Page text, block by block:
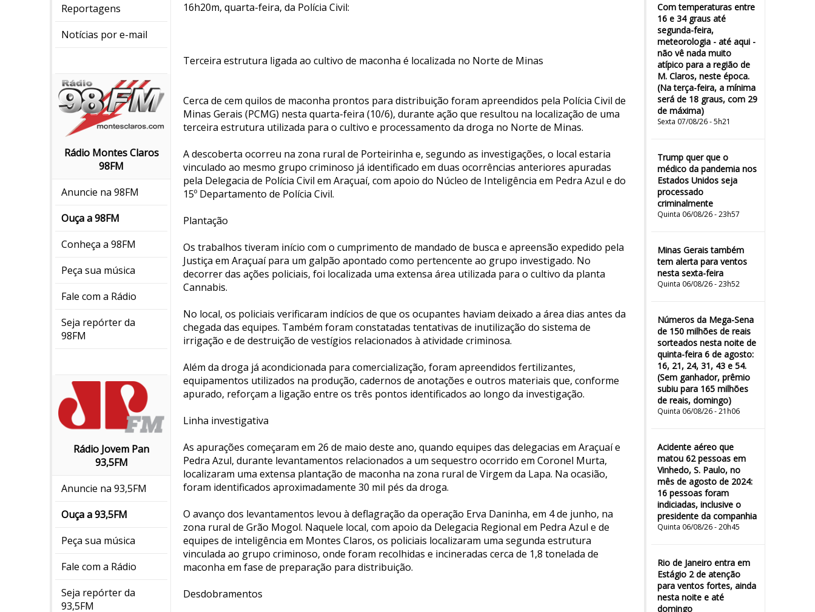
Reportagens
Notícias por e-mail
Rádio Montes Claros
98FM
Anuncie na 98FM
Ouça a 98FM
Conheça a 98FM
Peça sua música
Fale com a Rádio
Seja repórter da
98FM
Rádio Jovem Pan
93,5FM
Anuncie na 93,5FM
Ouça a 93,5FM
Peça sua música
Fale com a Rádio
Seja repórter da
93,5FM
Com temperaturas entre
16 e 34 graus até
segunda-feira,
meteorologia - até aqui -
não vê nada muito
atípico para a região de
M. Claros, neste época.
(Na terça-feira, a mínima
será de 18 graus, com 29
de máxima)
Sexta 07/08/26 - 5h21
Trump quer que o
médico da pandemia nos
Estados Unidos seja
processado
criminalmente
Quinta 06/08/26 - 23h57
Minas Gerais também
tem alerta para ventos
nesta sexta-feira
Quinta 06/08/26 - 23h52
Números da Mega-Sena
de 150 milhões de reais
sorteados nesta noite de
quinta-feira 6 de agosto:
16, 21, 24, 31, 43 e 54.
(Sem ganhador, prêmio
subiu para 165 milhões
de reais, domingo)
Quinta 06/08/26 - 21h06
Acidente aéreo que
matou 62 pessoas em
Vinhedo, S. Paulo, no
mês de agosto de 2024:
16 pessoas foram
indiciadas, inclusive o
presidente da companhia
Quinta 06/08/26 - 20h45
Rio de Janeiro entra em
Estágio 2 de atenção
para ventos fortes, ainda
nesta noite e até
domingo
16h20m, quarta-feira, da Polícia Civil:
Terceira estrutura ligada ao cultivo de maconha é localizada no Norte de Minas
Cerca de cem quilos de maconha prontos para distribuição foram apreendidos pela Polícia Civil de
Minas Gerais (PCMG) nesta quarta-feira (10/6), durante ação que resultou na localização de uma
terceira estrutura utilizada para o cultivo e processamento da droga no Norte de Minas.
A descoberta ocorreu na zona rural de Porteirinha e, segundo as investigações, o local estaria
vinculado ao mesmo grupo criminoso já identificado em duas ocorrências anteriores apuradas
pela Delegacia de Polícia Civil em Araçuaí, com apoio do Núcleo de Inteligência em Pedra Azul e do
15º Departamento de Polícia Civil.
Plantação
Os trabalhos tiveram início com o cumprimento de mandado de busca e apreensão expedido pela
Justiça em Araçuaí para um galpão apontado como pertencente ao grupo investigado. No
decorrer das ações policiais, foi localizada uma extensa área utilizada para o cultivo da planta
Cannabis.
No local, os policiais verificaram indícios de que os ocupantes haviam deixado a área dias antes da
chegada das equipes. Também foram constatadas tentativas de inutilização do sistema de
irrigação e de destruição de vestígios relacionados à atividade criminosa.
Além da droga já acondicionada para comercialização, foram apreendidos fertilizantes,
equipamentos utilizados na produção, cadernos de anotações e outros materiais que, conforme
apurado, reforçam a ligação entre os três pontos identificados ao longo da investigação.
Linha investigativa
As apurações começaram em 26 de maio deste ano, quando equipes das delegacias em Araçuaí e
Pedra Azul, durante levantamentos relacionados a um sequestro ocorrido em Coronel Murta,
localizaram uma extensa plantação de maconha na zona rural de Virgem da Lapa. Na ocasião,
foram identificados aproximadamente 30 mil pés da droga.
O avanço dos levantamentos levou à deflagração da operação Erva Daninha, em 4 de junho, na
zona rural de Grão Mogol. Naquele local, com apoio da Delegacia Regional em Pedra Azul e de
equipes de inteligência em Montes Claros, os policiais localizaram uma segunda estrutura
vinculada ao grupo criminoso, onde foram recolhidas e incineradas cerca de 1,8 tonelada de
maconha em fase de preparação para distribuição.
Desdobramentos